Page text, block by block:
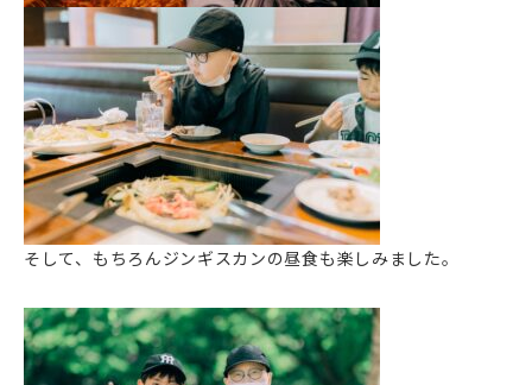
そして、もちろんジンギスカンの昼食も楽しみました。